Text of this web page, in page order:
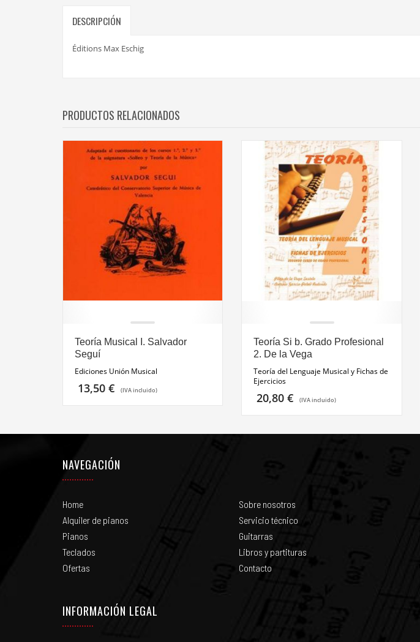
DESCRIPCIÓN
Éditions Max Eschig
PRODUCTOS RELACIONADOS
Teoría Musical I. Salvador
Seguí
Ediciones Unión Musical
13,50 € (IVA incluido)
Teoría Si b. Grado Profesional
2. De la Vega
Teoría del Lenguaje Musical y Fichas de
Ejercicios
20,80€ (IVA incluido)
NAVEGACIÓN
Home
Sobre nosotros
Alquiler de pianos
Servicio técnico
Pianos
Guitarras
Teclados
Libros y partituras
Ofertas
Contacto
INFORMACIÓN LEGAL